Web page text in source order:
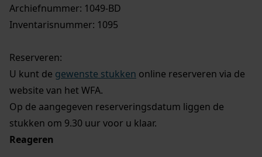
Archiefnummer: 1049-BD
Inventarisnummer: 1095
Reserveren:
U kunt de gewenste stukken online reserveren via de
website van het WFA.
Op de aangegeven reserveringsdatum liggen de
stukken om 9.30 uur voor u klaar.
Reageren